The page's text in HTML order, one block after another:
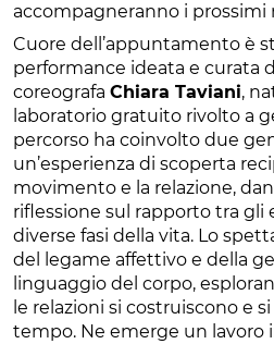
accompagneranno i prossimi
Cuore dell’appuntamento è
performance ideata e curata
coreografa Chiara Taviani,
laboratorio gratuito rivolto a
percorso ha coinvolto due
un’esperienza di scoperta
movimento e la relazione,
riflessione sul rapporto tra gli
diverse fasi della vita. Lo
del legame affettivo e della
linguaggio del corpo,
le relazioni si costruiscono e
tempo. Ne emerge un lavoro